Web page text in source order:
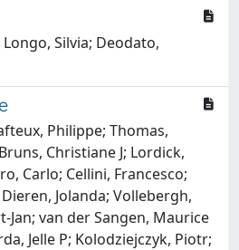
Silvia; Deodato,
Philippe; Thomas,
Christiane J; Lordick,
Carlo; Cellini, Francesco;
Jolanda; Vollebergh,
Jan; van der Sangen, Maurice
Jelle P; Kolodziejczyk, Piotr;